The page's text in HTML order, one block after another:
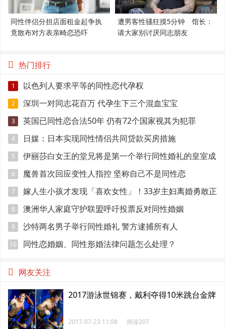
同性伴侣分担店面租金起争执
竟散布对方表亲畸恋恐吓
遭男客性骚狂摸5分钟 馆长：
请大家别讨厌同志朋友
热门排行
1 以色列人要求平等的同性恋代孕权
2 深圳一对同志花百万 代孕生下三个混血宝宝
3 英国已同性恋合法50年 仍有72个国家视其为犯罪
4 日媒：日本实现同性情侣共同贷款买房措施
5
伊丽莎白女王的堂兄将是第一个举行同性婚礼的皇室成
员
6 魔兽首次回应变性人指控 坚称自己不是同性恋
7
嫁人生小孩才发现「喜欢女性」！33岁主妇离婚勇敢正
视性取向
8 澳洲华人家庭守护联盟呼吁投票反对同性婚姻
9 沙特两名男子举行同性婚礼 警方逮捕所有人
10 同性恋婚姻、同性形婚法律问题怎么处理？
网友关注
2017游泳世锦赛，戴利夺得10米跳台金牌
2017-07-23 11:08 阅读207